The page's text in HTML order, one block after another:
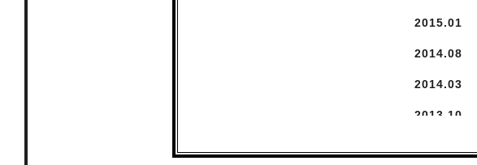
2015. 1
2014. 8
2014. 3
2013. 10